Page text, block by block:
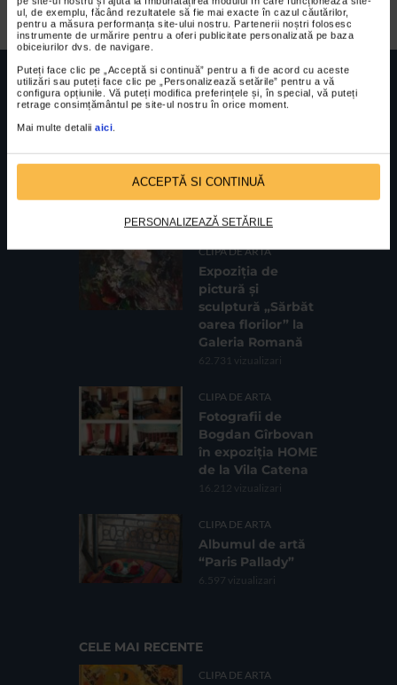
ul, de exemplu, făcând rezultatele să fie mai exacte în cazul căutărilor,
pentru a măsura performanța site-ului nostru. Partenerii noștri folosesc
instrumente de urmărire pentru a oferi publicitate personalizată pe baza
obiceiurilor dvs. de navigare.
Puteți face clic pe „Acceptă si continuă” pentru a fi de acord cu aceste
utilizări sau puteți face clic pe „Personalizează setările” pentru a vă
configura opțiunile. Vă puteți modifica preferințele și, în special, vă puteți
retrage consimțământul pe site-ul nostru în orice moment.
Mai multe detalii aici.
ACCEPTĂ SI CONTINUĂ
PERSONALIZEAZĂ SETĂRILE
Cod fiscal: 9164384Sediu social: Str. Delfinului, Nr. 6, parter Bl. 42,
Sc. 4, Ap. 197, Sector 2
CELE MAI VIZUALIZATE
CLIPA DE ARTA
Expoziția de
pictură și
sculptură „Sărbăt
oarea florilor” la
Galeria Romană
62.731 vizualizari
CLIPA DE ARTA
Fotografii de
Bogdan Gîrbovan
în expoziția HOME
de la Vila Catena
16.212 vizualizari
CLIPA DE ARTA
Albumul de artă
“Paris Pallady”
6.597 vizualizari
CELE MAI RECENTE
CLIPA DE ARTA